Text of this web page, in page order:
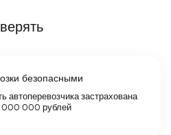
безопасными
автоперевозчика застрахована
000 000 рублей